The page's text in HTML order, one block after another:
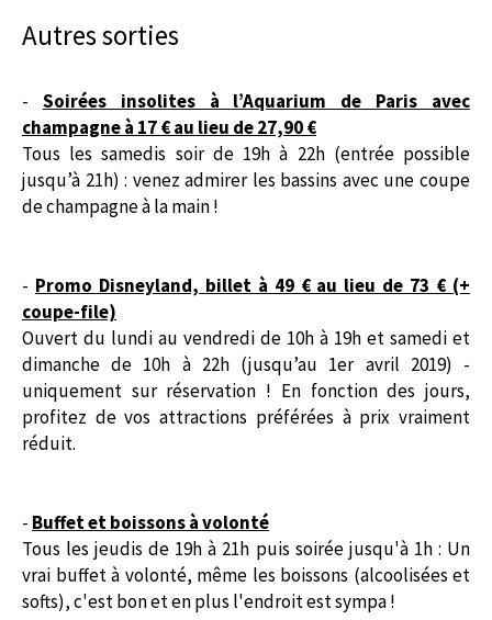
Autres sorties
- Soirées insolites à l’Aquarium de Paris avec
champagne à 17 € au lieu de 27,90 €
Tous les samedis soir de 19h à 22h (entrée possible
jusqu’à 21h) : venez admirer les bassins avec une coupe
de champagne à la main !
- Promo Disneyland, billet à 49 € au lieu de 73 € (+
coupe-file)
Ouvert du lundi au vendredi de 10h à 19h et samedi et
dimanche de 10h à 22h (jusqu’au 1er avril 2019) -
uniquement sur réservation ! En fonction des jours,
profitez de vos attractions préférées à prix vraiment
réduit.
- Buffet et boissons à volonté
Tous les jeudis de 19h à 21h puis soirée jusqu'à 1h : Un
vrai buffet à volonté, même les boissons (alcoolisées et
softs), c'est bon et en plus l'endroit est sympa !